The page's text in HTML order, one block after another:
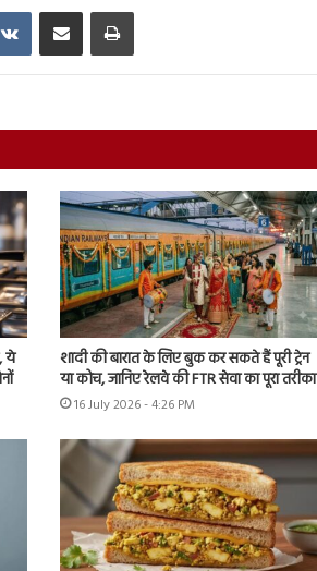
VKontakteShare via Email Print
ये
शादी की बारात के लिए बुक कर सकते हैं पूरी ट्रेन
या कोच, जानिए रेलवे की FTR सेवा का पूरा तरीका
16 July 2026 - 4:26 PM